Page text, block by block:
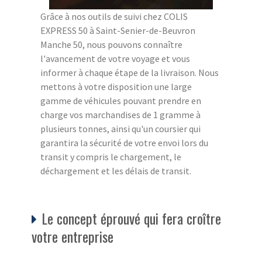
Grâce à nos outils de suivi chez COLIS
EXPRESS 50 à Saint-Senier-de-Beuvron
Manche 50, nous pouvons connaître
l'avancement de votre voyage et vous
informer à chaque étape de la livraison. Nous
mettons à votre disposition une large
gamme de véhicules pouvant prendre en
charge vos marchandises de 1 gramme à
plusieurs tonnes, ainsi qu'un coursier qui
garantira la sécurité de votre envoi lors du
transit y compris le chargement, le
déchargement et les délais de transit.
Le concept éprouvé qui fera croître
votre entreprise